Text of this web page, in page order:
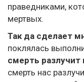
праведниками,
мертвых.
Так да сделает
поклялась
смерть разлучит
смерть нас